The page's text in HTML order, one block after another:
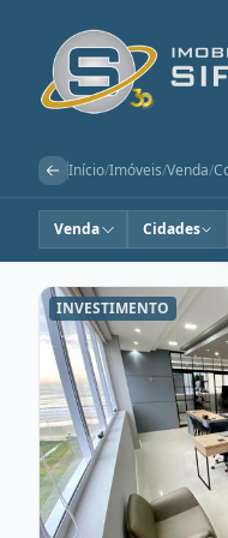
Início/Imóveis/Venda/
Venda Cidades
INVESTIMENTO